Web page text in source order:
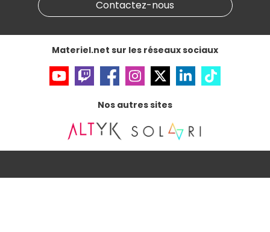
Données personnellesetcookies
Accessibilité : non conforme
Contactez-nous
Materiel.net sur les réseaux sociaux
Nos autres sites